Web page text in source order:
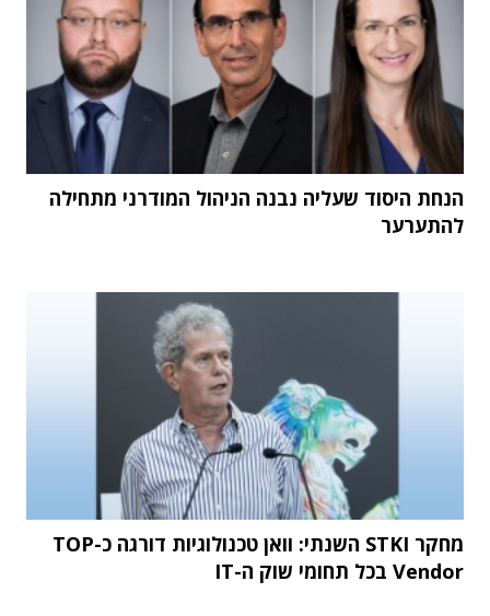
הנחת היסוד שעליה נבנה הניהול המודרני מתחילה
להתערער
מחקר STKI השנתי: וואן טכנולוגיות דורגה כ-TOP
Vendor בכל תחומי שוק ה-IT